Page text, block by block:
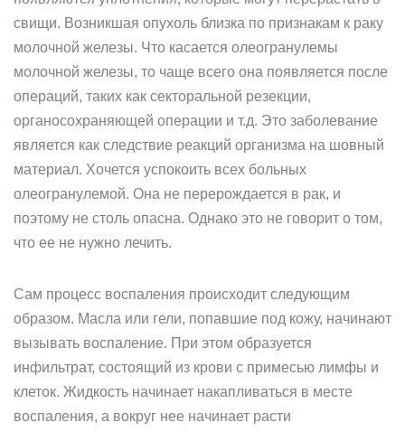
свищи. Возникшая опухоль близка по признакам к раку
молочной железы. Что касается олеогранулемы
молочной железы, то чаще всего она появляется после
операций, таких как секторальной резекции,
органосохраняющей операции и т.д. Это заболевание
является как следствие реакций организма на шовный
материал. Хочется успокоить всех больных
олеогранулемой. Она не перерождается в рак, и
поэтому не столь опасна. Однако это не говорит о том,
что ее не нужно лечить.
Сам процесс воспаления происходит следующим
образом. Масла или гели, попавшие под кожу, начинают
вызывать воспаление. При этом образуется
инфильтрат, состоящий из крови с примесью лимфы и
клеток. Жидкость начинает накапливаться в месте
воспаления, а вокруг нее начинает расти